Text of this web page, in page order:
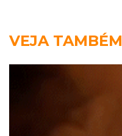
VEJA TAMBÉM